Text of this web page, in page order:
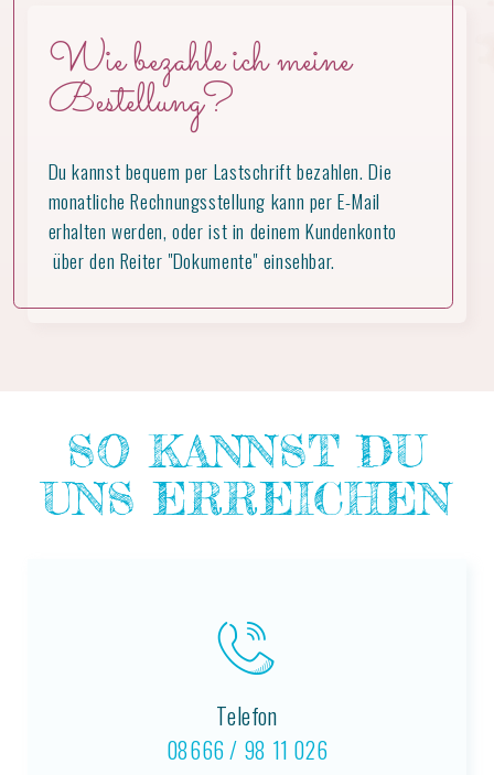
Wie bezahle ich meine
Bestellung?
Du kannst bequem per Lastschrift bezahlen. Die
monatliche Rechnungsstellung kann per E-Mail
erhalten werden, oder ist in deinem Kundenkonto
über den Reiter "Dokumente" einsehbar.
SO KANNST DU
UNS ERREICHEN
Telefon
08666 / 98 11 026